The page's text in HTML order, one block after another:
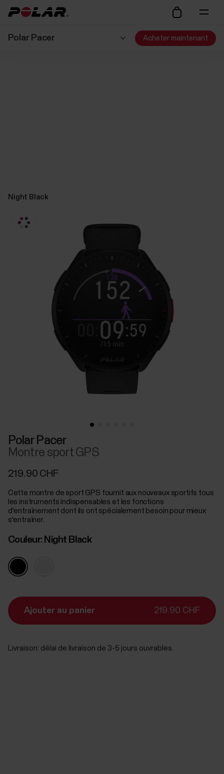
Polar Pacer Acheter maintenant
Night Black
Polar Pacer
Montre sport GPS
219.90 CHF
Cette montre de sport GPS fournit aux nouveaux sportifs tous
les instruments indispensables et les fonctions
d'entraînement dont ils ont spécialement besoin pour mieux
s'entraîner.
Couleur: Night Black
Ajouter au panier 219.90 CHF
Livraison: délai de livraison de 3-5 jours ouvrables.